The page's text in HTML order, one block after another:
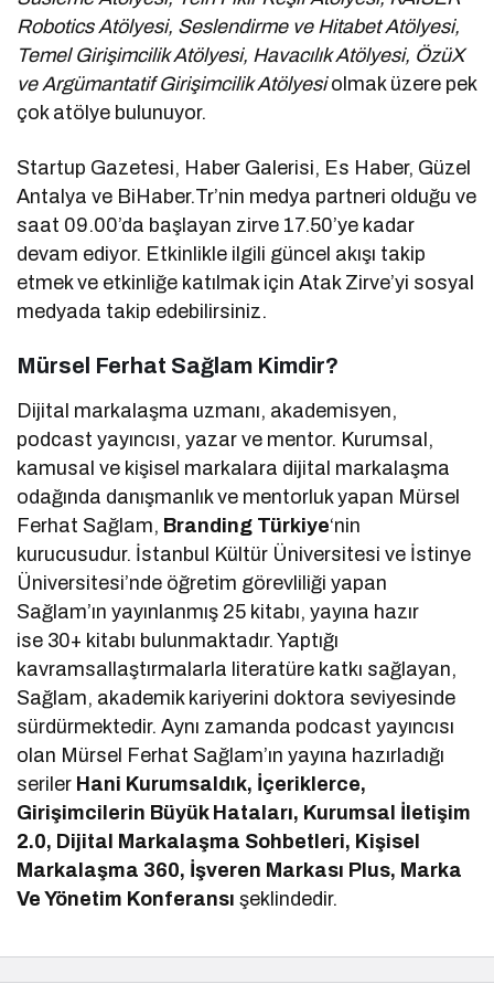
Robotics Atölyesi, Seslendirme ve Hitabet Atölyesi,
Temel Girişimcilik Atölyesi, Havacılık Atölyesi, ÖzüX
ve Argümantatif Girişimcilik Atölyesiolmak üzere pek
çok atölye bulunuyor.
Startup Gazetesi, Haber Galerisi, Es Haber, Güzel
Antalya ve BiHaber.Tr’nin medya partneri olduğu ve
saat 09.00’da başlayan zirve 17.50’ye kadar
devam ediyor. Etkinlikle ilgili güncel akışı takip
etmek ve etkinliğe katılmak için Atak Zirve’yi sosyal
medyada takip edebilirsiniz.
Mürsel Ferhat Sağlam Kimdir?
Dijital markalaşma uzmanı, akademisyen,
podcast yayıncısı, yazar ve mentor. Kurumsal,
kamusal ve kişisel markalara dijital markalaşma
odağında danışmanlık ve mentorluk yapan Mürsel
Ferhat Sağlam, Branding Türkiye‘nin
kurucusudur. İstanbul Kültür Üniversitesi ve İstinye
Üniversitesi’nde öğretim görevliliği yapan
Sağlam’ın yayınlanmış 25 kitabı, yayına hazır
ise 30+ kitabı bulunmaktadır. Yaptığı
kavramsallaştırmalarla literatüre katkı sağlayan,
Sağlam, akademik kariyerini doktora seviyesinde
sürdürmektedir. Aynı zamanda podcast yayıncısı
olan Mürsel Ferhat Sağlam’ın yayına hazırladığı
seriler Hani Kurumsaldık, İçeriklerce,
Girişimcilerin Büyük Hataları, Kurumsal İletişim
2.0, Dijital Markalaşma Sohbetleri, Kişisel
Markalaşma 360, İşveren Markası Plus, Marka
Ve Yönetim Konferansı şeklindedir.